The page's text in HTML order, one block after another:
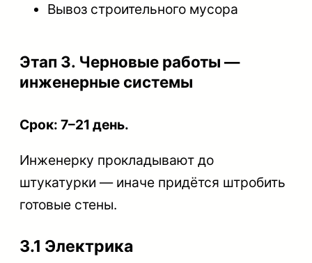
Вывоз строительного мусора
Этап 3. Черновые работы —
инженерные системы
Срок: 7–21 день.
Инженерку прокладывают до
штукатурки — иначе придётся штробить
готовые стены.
3.1 Электрика